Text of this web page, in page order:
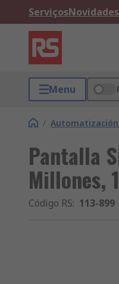
ServiçosNovidades
Menu
/ Automatización
Pantalla
Millones,
Código RS: 113-899